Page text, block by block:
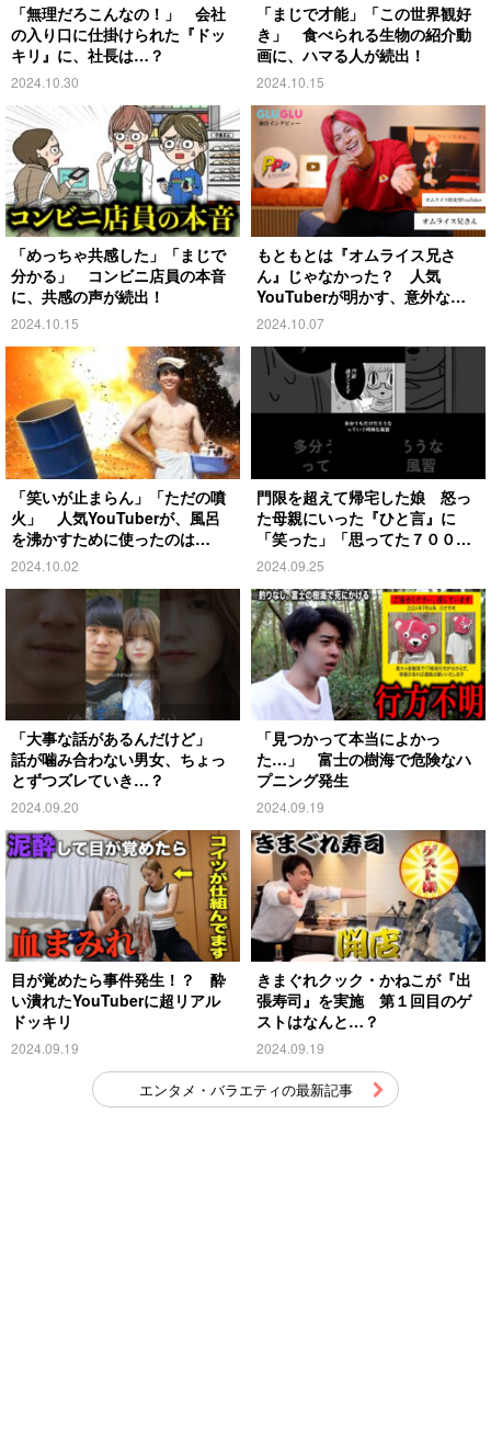
「無理だろこんなの！」 会社
の入り口に仕掛けられた『ドッ
キリ』に、社長は…？
2024.10.30
「まじで才能」「この世界観好
き」 食べられる生物の紹介動
画に、ハマる人が続出！
2024.10.15
「めっちゃ共感した」「まじで
分かる」 コンビニ店員の本音
に、共感の声が続出！
2024.10.15
もともとは『オムライス兄さ
ん』じゃなかった？ 人気
YouTuberが明かす、意外な過
去とは
2024.10.07
「笑いが止まらん」「ただの噴
火」 人気YouTuberが、風呂
を沸かすために使ったのは…
2024.10.02
門限を超えて帰宅した娘 怒っ
た母親にいった『ひと言』に
「笑った」「思ってた７００倍
特殊」
2024.09.25
「大事な話があるんだけど」
話が噛み合わない男女、ちょっ
とずつズレていき…？
2024.09.20
「見つかって本当によかっ
た…」 富士の樹海で危険なハ
プニング発生
2024.09.19
目が覚めたら事件発生！？ 酔
い潰れたYouTuberに超リアル
ドッキリ
2024.09.19
きまぐれクック・かねこが『出
張寿司』を実施 第１回目のゲ
ストはなんと…？
2024.09.19
エンタメ・バラエティの最新記事